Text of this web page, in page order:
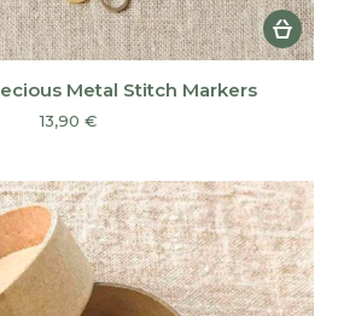
Metal Stitch Markers
13,90 €